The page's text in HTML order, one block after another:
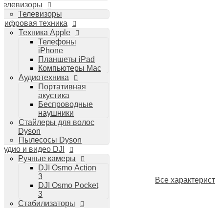
Телевизоры
техника
Техника Apple
Телефоны
iPhone
Планшеты iPad
Компьютеры Mac
Аудиотехника
Портативная
акустика
Беспроводные
наушники
Стайлеры для волос
Dyson
Пылесосы Dyson
и видео DJI
Ручные камеры
DJI Osmo Action
3
DJI Osmo Pocket
3
Стабилизаторы
Все